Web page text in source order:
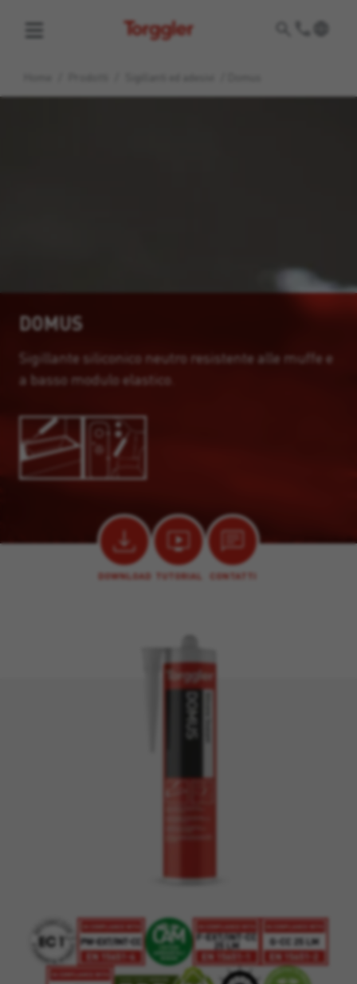
Torggler
DOMUS
Sigillante siliconico neutro resistente alle muffe e
a basso modulo elastico.
DOWNLOAD TUTORIAL CONTATTI